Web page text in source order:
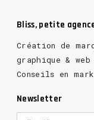
Bliss, petite
Création de
graphique &
Conseils en
Newsletter